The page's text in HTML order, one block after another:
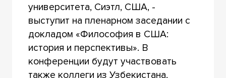
университета, Сиэтл, США, -
выступит на пленарном заседании с
докладом «Философия в США:
история и перспективы». В
конференции будут участвовать
также коллеги из Узбекистана,